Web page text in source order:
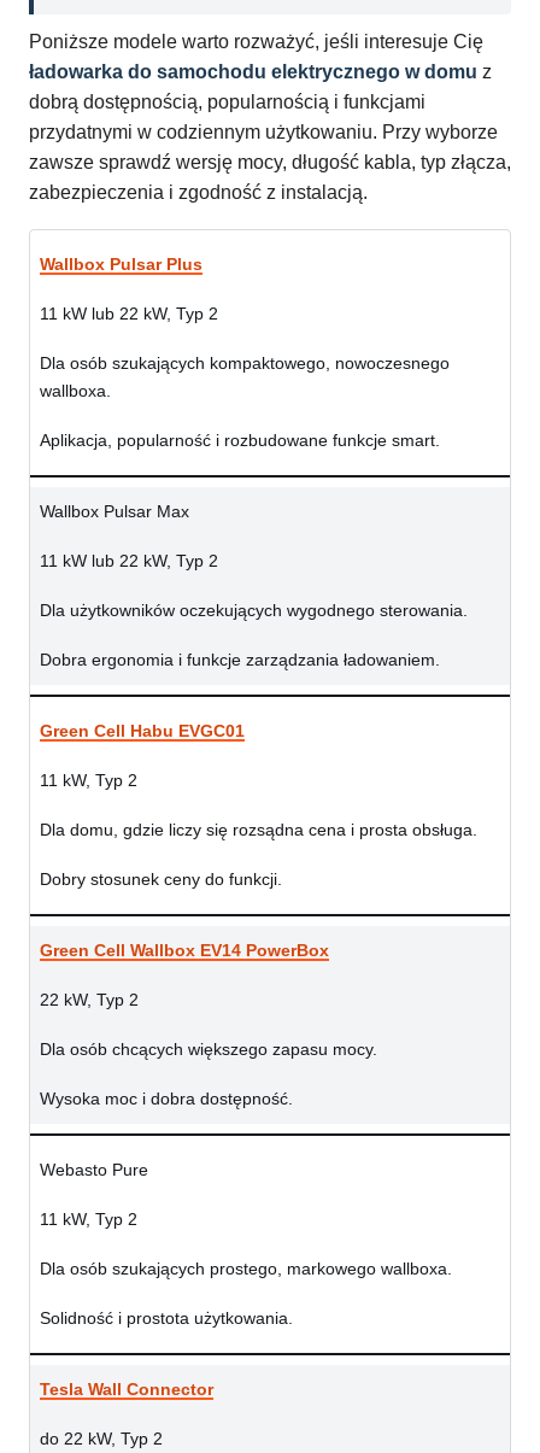
Poniższe modele warto rozważyć, jeśli interesuje Cię
ładowarka do samochodu elektrycznego w domu z
dobrą dostępnością, popularnością i funkcjami
przydatnymi w codziennym użytkowaniu. Przy wyborze
zawsze sprawdź wersję mocy, długość kabla, typ złącza,
zabezpieczenia i zgodność z instalacją.
Wallbox Pulsar Plus
11 kW lub 22 kW, Typ 2
Dla osób szukających kompaktowego, nowoczesnego
wallboxa.
Aplikacja, popularność i rozbudowane funkcje smart.
Wallbox Pulsar Max
11 kW lub 22 kW, Typ 2
Dla użytkowników oczekujących wygodnego sterowania.
Dobra ergonomia i funkcje zarządzania ładowaniem.
Green Cell Habu EVGC01
11 kW, Typ 2
Dla domu, gdzie liczy się rozsądna cena i prosta obsługa.
Dobry stosunek ceny do funkcji.
Green Cell Wallbox EV14 PowerBox
22 kW, Typ 2
Dla osób chcących większego zapasu mocy.
Wysoka moc i dobra dostępność.
Webasto Pure
11 kW, Typ 2
Dla osób szukających prostego, markowego wallboxa.
Solidność i prostota użytkowania.
Tesla Wall Connector
do 22 kW, Typ 2